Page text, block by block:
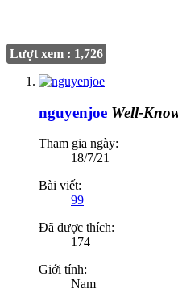
Lượt xem : 1,726
nguyenjoe Well-
Tham gia ngày:
18/7/21
Bài viết:
99
Đã được thích:
174
Giới tính:
Nam